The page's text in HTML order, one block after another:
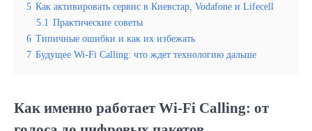
5 Как активировать сервис в Киевстар, Vodafone и Lifecell
5.1 Практические советы
6 Типичные ошибки и как их избежать
7 Будущее Wi-Fi Calling: что ждет технологию дальше
Как именно работает Wi-Fi Calling: от